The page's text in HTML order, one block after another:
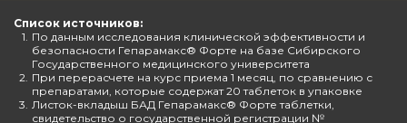
Список источников:
1. По данным исследования клинической эффективности и
безопасности Гепарамакс® Форте на базе Сибирского
Государственного медицинского университета
2. При перерасчете на курс приема 1 месяц, по сравнению с
препаратами, которые содержат 20 таблеток в упаковке
3. Листок-вкладыш БАД Гепарамакс® Форте таблетки,
свидетельство о государственной регистрации №